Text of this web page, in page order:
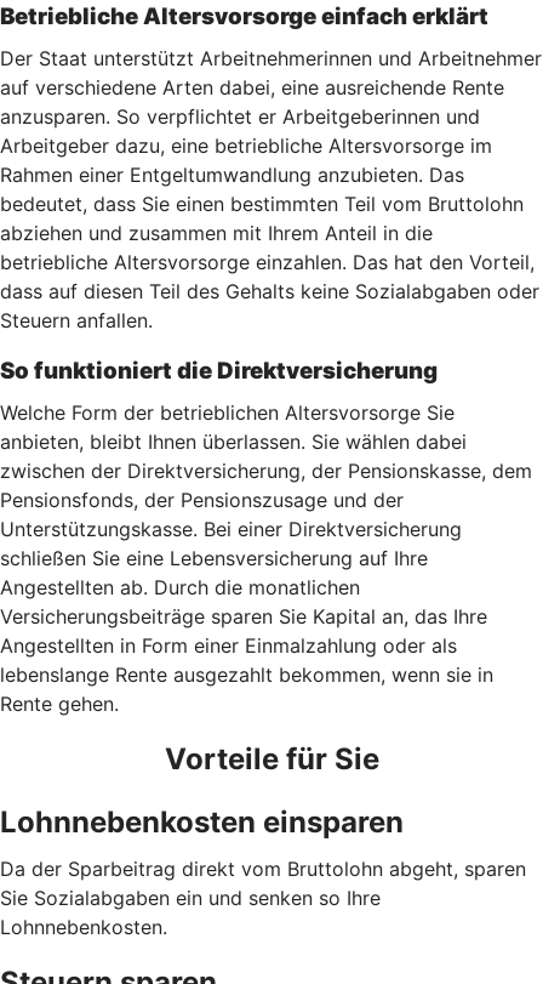
Betriebliche Altersvorsorge einfach erklärt
Der Staat unterstützt Arbeitnehmerinnen und Arbeitnehmer
auf verschiedene Arten dabei, eine ausreichende Rente
anzusparen. So verpflichtet er Arbeitgeberinnen und
Arbeitgeber dazu, eine betriebliche Altersvorsorge im
Rahmen einer Entgeltumwandlung anzubieten. Das
bedeutet, dass Sie einen bestimmten Teil vom Bruttolohn
abziehen und zusammen mit Ihrem Anteil in die
betriebliche Altersvorsorge einzahlen. Das hat den Vorteil,
dass auf diesen Teil des Gehalts keine Sozialabgaben oder
Steuern anfallen.
So funktioniert die Direktversicherung
Welche Form der betrieblichen Altersvorsorge Sie
anbieten, bleibt Ihnen überlassen. Sie wählen dabei
zwischen der Direktversicherung, der Pensionskasse, dem
Pensionsfonds, der Pensionszusage und der
Unterstützungskasse. Bei einer Direktversicherung
schließen Sie eine Lebensversicherung auf Ihre
Angestellten ab. Durch die monatlichen
Versicherungsbeiträge sparen Sie Kapital an, das Ihre
Angestellten in Form einer Einmalzahlung oder als
lebenslange Rente ausgezahlt bekommen, wenn sie in
Rente gehen.
Vorteile für Sie
Lohnnebenkosten einsparen
Da der Sparbeitrag direkt vom Bruttolohn abgeht, sparen
Sie Sozialabgaben ein und senken so Ihre
Lohnnebenkosten.